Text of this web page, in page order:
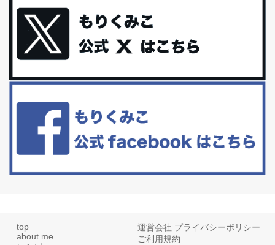
今回は、最近毎回定期的に購入している「楽天ふるさと納税」の返
礼品トップ５を紹介します。今までいろ...
更年期を穏やかに乗りきるために今できる５つのこと。
アラフィフからの体と心の整え方。 私も気づけばアラフィフ、これ
といった更年期症状はまだ...
白髪・美容・免疫力、現代人に足りないのは海藻！
リーブオイルorごま油をたらす。&n...
top
about me
運営会社 プライバシーポリシー
ご利用規約